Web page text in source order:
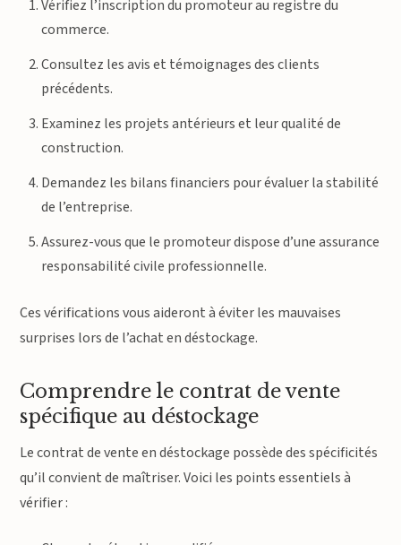
Vérifiez l’inscription du promoteur au registre du
commerce.
Consultez les avis et témoignages des clients
précédents.
Examinez les projets antérieurs et leur qualité de
construction.
Demandez les bilans financiers pour évaluer la stabilité
de l’entreprise.
Assurez-vous que le promoteur dispose d’une assurance
responsabilité civile professionnelle.
Ces vérifications vous aideront à éviter les mauvaises
surprises lors de l’achat en déstockage.
Comprendre le contrat de vente
spécifique au déstockage
Le contrat de vente en déstockage possède des spécificités
qu’il convient de maîtriser. Voici les points essentiels à
vérifier :